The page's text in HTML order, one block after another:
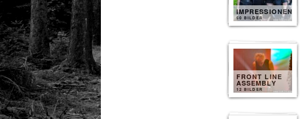
IMPRESSIONEN
50 BILDER
FRONT LINE
ASSEMBLY
12 BILDER